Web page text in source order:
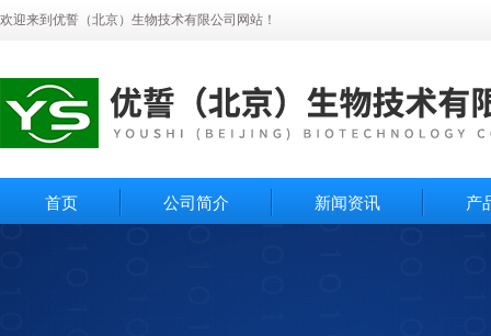
欢迎来到优誓（北京）生物技术有限公司网站！
首页 公司简介 新闻资讯 产